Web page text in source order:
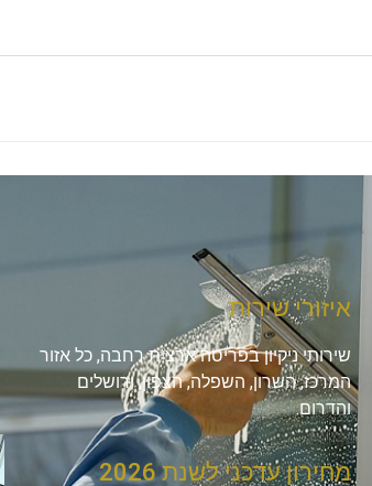
איזורי שירות
שירותי ניקיון בפריסה ארצית רחבה, כל אזור
המרכז, השרון, השפלה, הצפון, ירושלים
והדרום.
מחירון עדכני לשנת 2026